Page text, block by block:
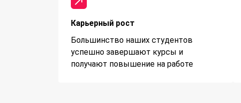
Карьерный рост
Большинство наших студентов
успешно завершают курсы и
получают повышение на работе